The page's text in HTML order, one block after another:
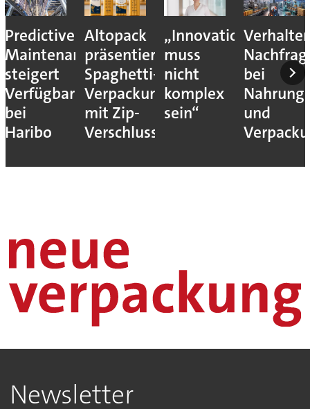
Predictive
Maintenance
steigert
Verfügbarkeit
bei
Haribo
Altopack
präsentiert
Spaghetti-
Verpackung
mit Zip-
Verschluss
„Innovation
muss
nicht
komplex
sein“
bei
und
Newsletter